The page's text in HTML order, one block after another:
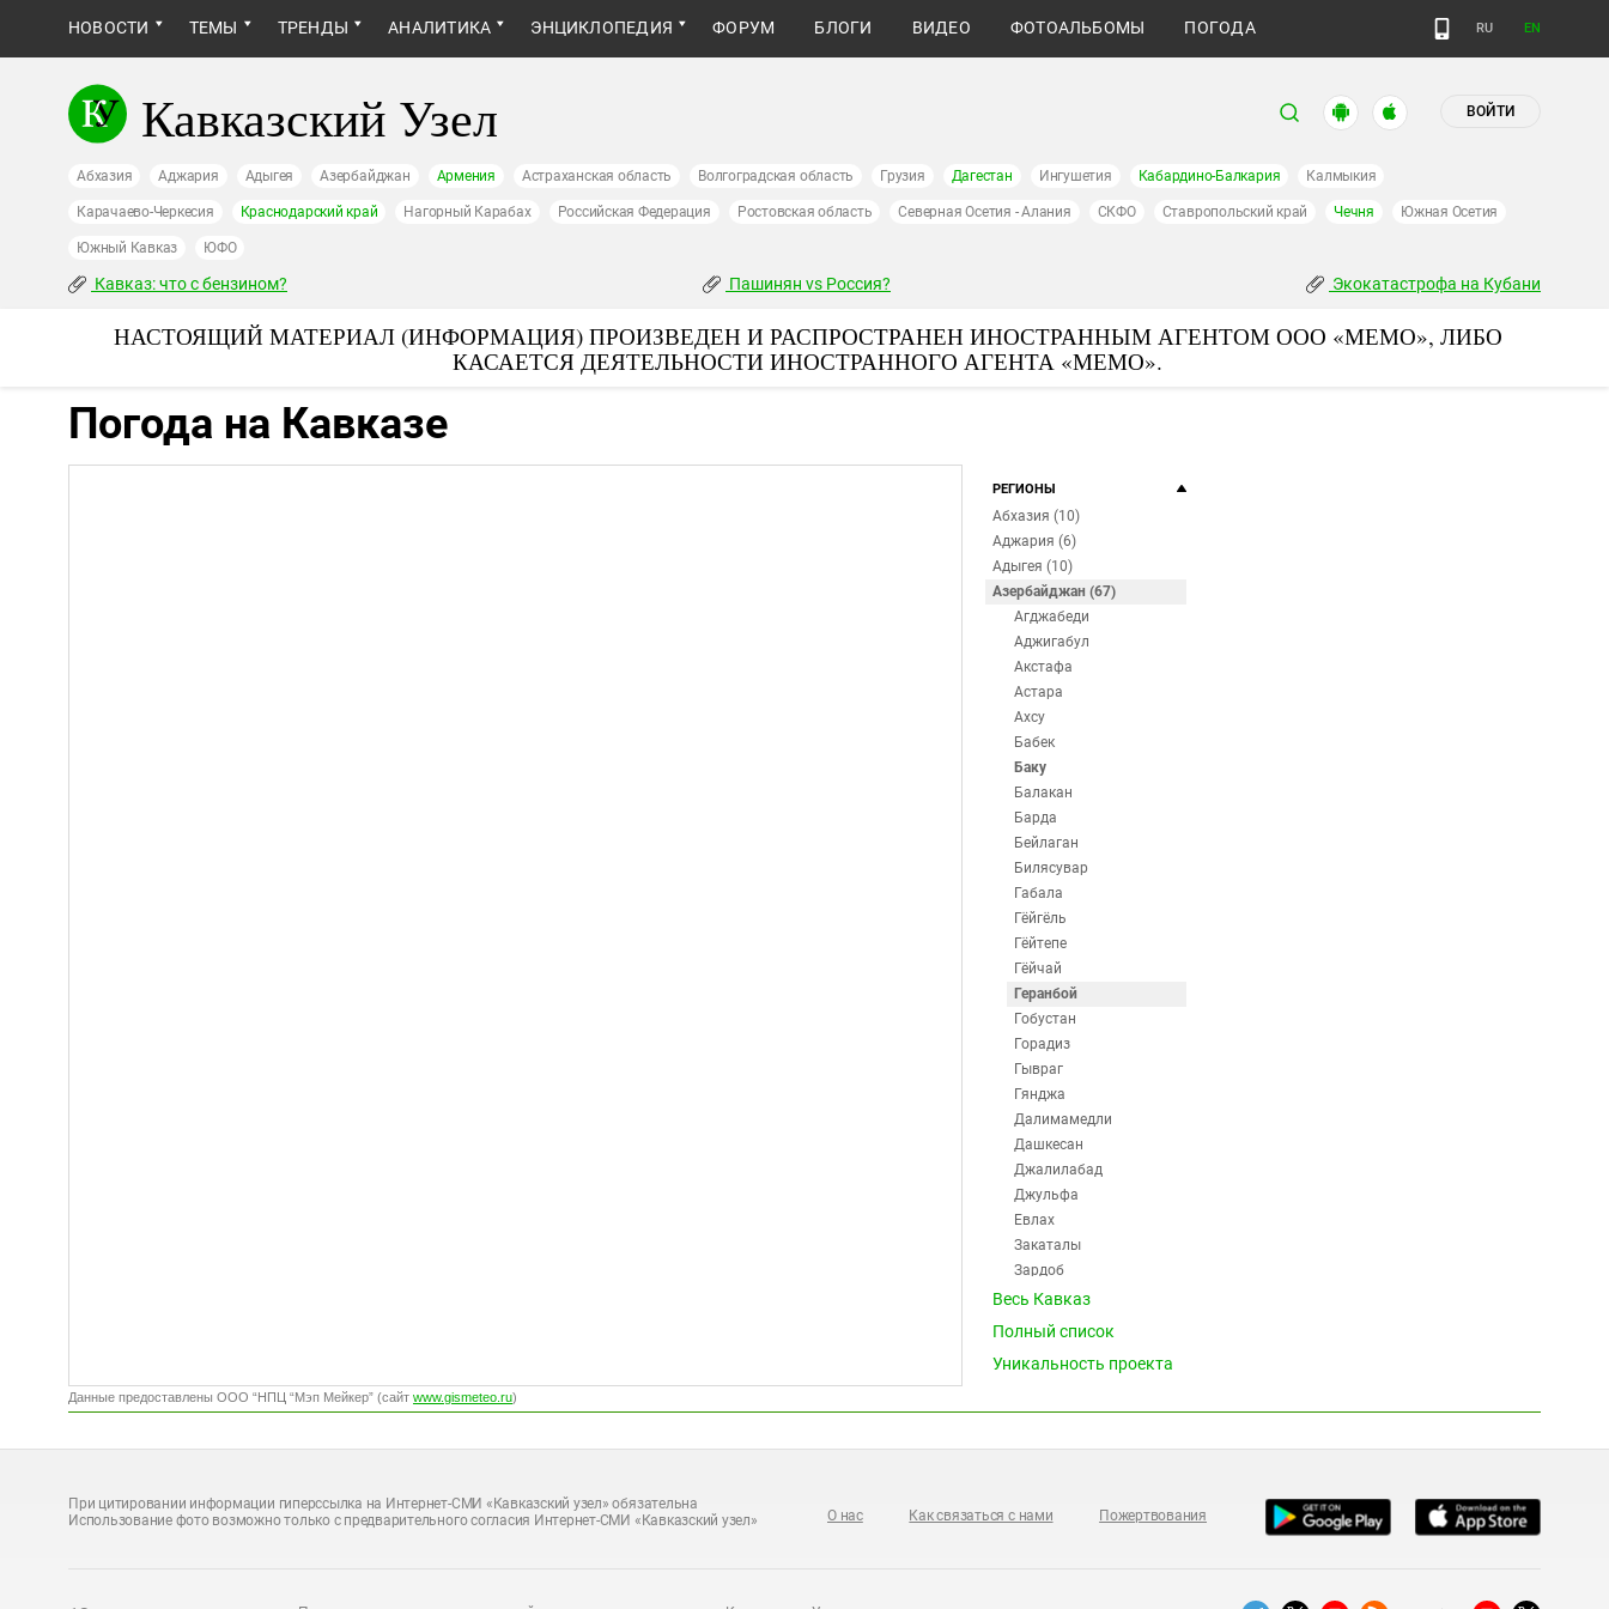
НОВОСТИ ТЕМЫ ТРЕНДЫ АНАЛИТИКА ЭНЦИКЛОПЕДИЯ ФОРУМ БЛОГИ ВИДЕО ФОТОАЛЬБОМЫ ПОГОДА RU EN
Кавказский Узел ВОЙТИ
Абхазия Аджария Адыгея Азербайджан Армения Астраханская область Волгоградская область Грузия Дагестан Ингушетия Кабардино-Балкария Калмыкия
Карачаево-Черкесия Краснодарский край Нагорный Карабах Российская Федерация Ростовская область Северная Осетия - Алания СКФО Ставропольский край Чечня Южная Осетия
Южный Кавказ ЮФО
Кавказ: что с бензином? Пашинян vs Россия? Экокатастрофа на Кубани
НАСТОЯЩИЙ МАТЕРИАЛ (ИНФОРМАЦИЯ) ПРОИЗВЕДЕН И РАСПРОСТРАНЕН ИНОСТРАННЫМ АГЕНТОМ ООО «МЕМО», ЛИБО
КАСАЕТСЯ ДЕЯТЕЛЬНОСТИ ИНОСТРАННОГО АГЕНТА «МЕМО».
Погода на Кавказе
РЕГИОНЫ
Абхазия (10)
Аджария (6)
Адыгея (10)
Азербайджан (67)
Агджабеди
Аджигабул
Акстафа
Астара
Ахсу
Бабек
Баку
Балакан
Барда
Бейлаган
Билясувар
Габала
Гёйгёль
Гёйтепе
Гёйчай
Геранбой
Гобустан
Горадиз
Гывраг
Гянджа
Далимамедли
Дашкесан
Джалилабад
Джульфа
Евлах
Закаталы
Зардоб
Имишли
Исмаиллы
Кахи
Кусары
Лерик
Весь Кавказ
Полный список
Уникальность проекта
Данные предоставлены ООО “НПЦ “Мэп Мейкер” (сайт www.gismeteo.ru)
При цитировании информации гиперссылка на Интернет-СМИ «Кавказский узел» обязательна
Использование фото возможно только с предварительного согласия Интернет-СМИ «Кавказский узел»
О нас Как связаться с нами Пожертвования